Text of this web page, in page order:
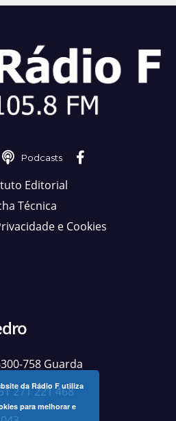
Podcasts
Editorial
Técnica
e Cookies
758 Guarda
271 221 468
da Rádio F utiliza
para melhorar e